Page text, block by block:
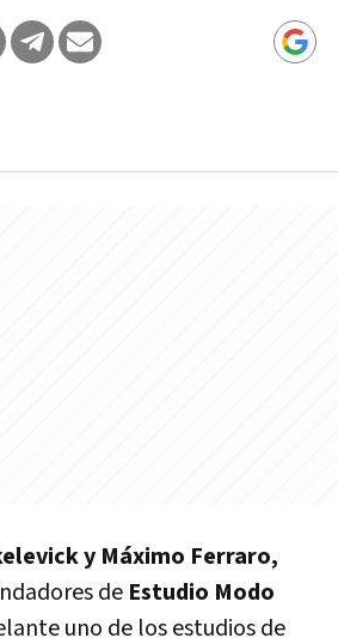
y Máximo Ferraro,
de Estudio Modo
uno de los estudios de